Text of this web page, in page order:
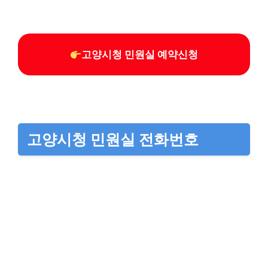
고양시청 민원실 예약신청
고양시청 민원실 전화번호